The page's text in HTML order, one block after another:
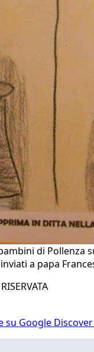
di Pollenza
a papa
su Google